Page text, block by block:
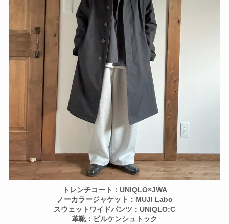
トレンチコート：UNIQLO×JWA
ノーカラージャケット：MUJI Labo
スウェットワイドパンツ：UNIQLO:C
革靴：ビルケンシュトック